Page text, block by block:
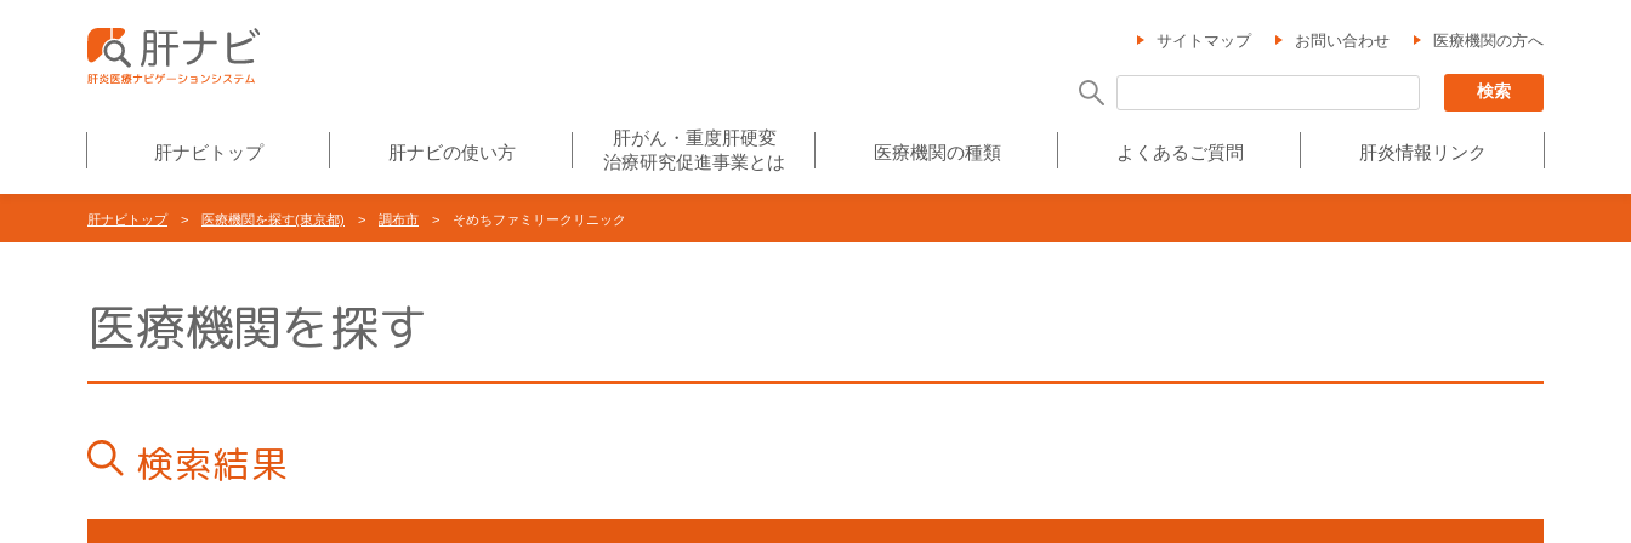
サイトマップ お問い合わせ 医療機関の方へ
肝ナビトップ 肝ナビの使い方
肝がん・重度肝硬変
治療研究促進事業とは
医療機関の種類 よくあるご質問 肝炎情報リンク
肝ナビトップ> 医療機関を探す(東京都) > 調布市 > そめちファミリークリニック
医療機関を探す
検索結果